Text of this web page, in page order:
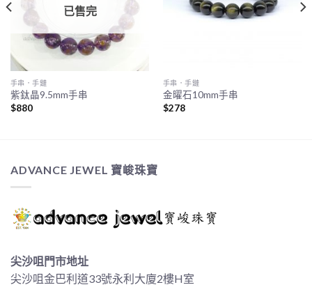
已售完
手串．手鏈
紫鈦晶9.5mm手串
$880
手串．手鏈
金曜石10mm手串
$278
ADVANCE JEWEL 寶峻珠寶
尖沙咀門市地址
尖沙咀金巴利道33號永利大廈2樓H室